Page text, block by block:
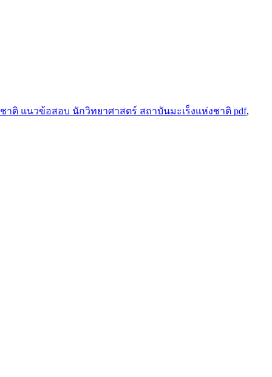
ติ แนวข้อสอบ นักวิทยาศาสตร์ สถาบันมะเร็งแห่งชาติ pdf,